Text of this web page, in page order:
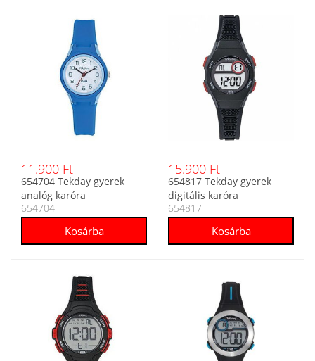
11.900 Ft
654704 Tekday gyerek
analóg karóra
654704
15.900 Ft
654817 Tekday gyerek
digitális karóra
654817